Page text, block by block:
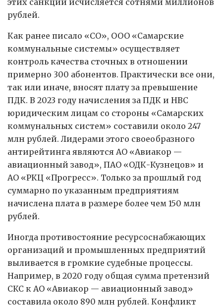
рублей.
Как ранее писало «СО», ООО «Самарские
коммунальные системы» осуществляет
контроль качества сточных в отношении
примерно 300 абонентов. Практически все они,
так или иначе, вносят плату за превышение
ПДК. В 2023 году начисления за ПДК и НВС
юридическим лицам со стороны «Самарских
коммунальных систем» составили около 247
млн рублей. Лидерами этого своеобразного
антирейтинга являются АО «Авиакор —
авиационный завод», ПАО «ОДК-Кузнецов» и
АО «РКЦ «Прогресс». Только за прошлый год
суммарно по указанным предприятиям
начислена плата в размере более чем 150 млн
рублей.
Иногда противостояние ресурсоснабжающих
организаций и промышленных предприятий
выливается в громкие судебные процессы.
Например, в 2020 году общая сумма претензий
СКС к АО «Авиакор — авиационный завод»
составила около 890 млн рублей. Конфликт